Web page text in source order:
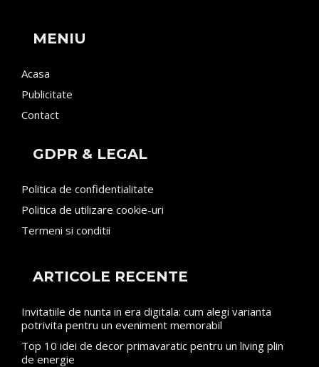
MENIU
Acasa
Publicitate
Contact
GDPR & LEGAL
Politica de confidentialitate
Politica de utilizare cookie-uri
Termeni si conditii
ARTICOLE RECENTE
Invitatiile de nunta in era digitala: cum alegi varianta
potrivita pentru un eveniment memorabil
Top 10 idei de decor primavaratic pentru un living plin
de energie